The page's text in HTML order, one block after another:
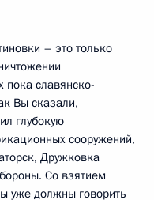
– это только
славянско-
Вы сказали,
глубокую
сооружений,
Дружковка
Со взятием
уже должны говорить